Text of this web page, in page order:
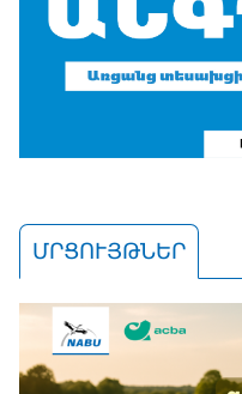
ՄՐՑՈՒՅԹՆԵՐ